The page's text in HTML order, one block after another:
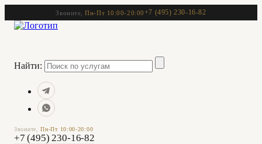
Звоните,Пн-Пт 10:00-20:00+7 (495) 230-16-82
Найти:
Звоните,Пн-Пт 10:00-20:00
+7 (495) 230-16-82